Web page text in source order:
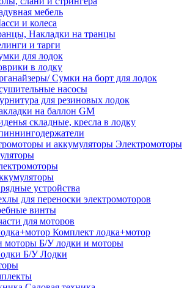
мебель
и колеса
Накладки на транцы
и тарги
для лодок
в лодку
Сумки на борт для лодок
насосы
для резиновых лодок
на баллон GM
складные, кресла в лодку
Электромоторы
устройства
для переноски электромоторов
винты
для моторов
Комплект лодка+мотор
Б/У лодки и моторы
Б/У Лодки